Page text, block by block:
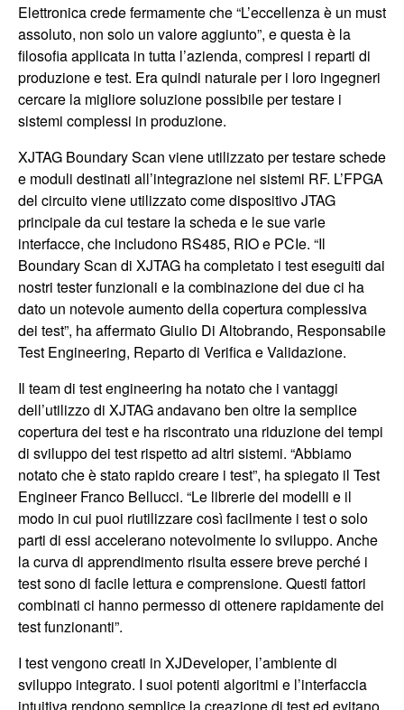
Elettronica crede fermamente che “L’eccellenza è un must
assoluto, non solo un valore aggiunto”, e questa è la
filosofia applicata in tutta l’azienda, compresi i reparti di
produzione e test. Era quindi naturale per i loro ingegneri
cercare la migliore soluzione possibile per testare i
sistemi complessi in produzione.
XJTAG Boundary Scan viene utilizzato per testare schede
e moduli destinati all’integrazione nei sistemi RF. L’FPGA
del circuito viene utilizzato come dispositivo JTAG
principale da cui testare la scheda e le sue varie
interfacce, che includono RS485, RIO e PCIe. “Il
Boundary Scan di XJTAG ha completato i test eseguiti dai
nostri tester funzionali e la combinazione dei due ci ha
dato un notevole aumento della copertura complessiva
dei test”, ha affermato Giulio Di Altobrando, Responsabile
Test Engineering, Reparto di Verifica e Validazione.
Il team di test engineering ha notato che i vantaggi
dell’utilizzo di XJTAG andavano ben oltre la semplice
copertura dei test e ha riscontrato una riduzione dei tempi
di sviluppo dei test rispetto ad altri sistemi. “Abbiamo
notato che è stato rapido creare i test”, ha spiegato il Test
Engineer Franco Bellucci. “Le librerie dei modelli e il
modo in cui puoi riutilizzare così facilmente i test o solo
parti di essi accelerano notevolmente lo sviluppo. Anche
la curva di apprendimento risulta essere breve perché i
test sono di facile lettura e comprensione. Questi fattori
combinati ci hanno permesso di ottenere rapidamente dei
test funzionanti”.
I test vengono creati in XJDeveloper, l’ambiente di
sviluppo integrato. I suoi potenti algoritmi e l’interfaccia